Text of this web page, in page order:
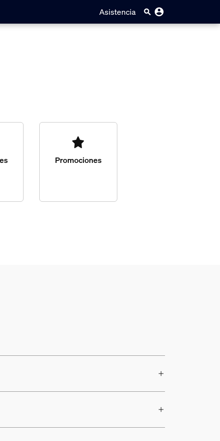
Asistencia
Promociones